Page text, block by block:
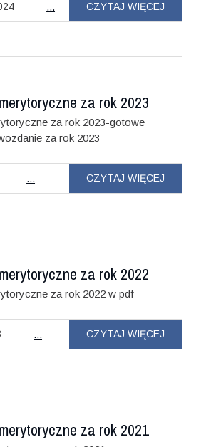
... CZYTAJ WIĘCEJ
za rok 2023
za rok 2023-gotowe
za rok 2023
... CZYTAJ WIĘCEJ
za rok 2022
za rok 2022 w pdf
... CZYTAJ WIĘCEJ
za rok 2021